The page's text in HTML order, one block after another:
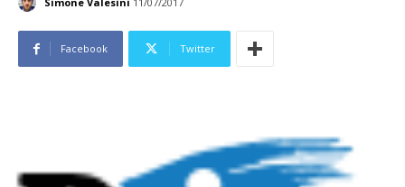
Facebook Twitter